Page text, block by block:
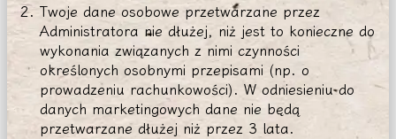
Twoje dane osobowe przetwarzane przez
Administratora nie dłużej, niż jest to konieczne do
wykonania związanych z nimi czynności
określonych osobnymi przepisami (np. o
prowadzeniu rachunkowości). W odniesieniu do
danych marketingowych dane nie będą
przetwarzane dłużej niż przez 3 lata.